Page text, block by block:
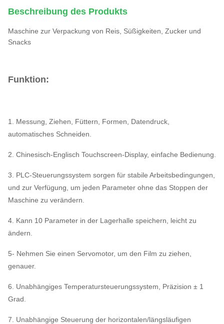
Beschreibung des Produkts
Maschine zur Verpackung von Reis, Süßigkeiten, Zucker und
Snacks
Funktion:
1. Messung, Ziehen, Füttern, Formen, Datendruck,
automatisches Schneiden.
2. Chinesisch-Englisch Touchscreen-Display, einfache Bedienung.
3. PLC-Steuerungssystem sorgen für stabile Arbeitsbedingungen,
und zur Verfügung, um jeden Parameter ohne das Stoppen der
Maschine zu verändern.
4. Kann 10 Parameter in der Lagerhalle speichern, leicht zu
ändern.
5- Nehmen Sie einen Servomotor, um den Film zu ziehen,
genauer.
6. Unabhängiges Temperatursteuerungssystem, Präzision ± 1
Grad.
7. Unabhängige Steuerung der horizontalen/längsläufigen